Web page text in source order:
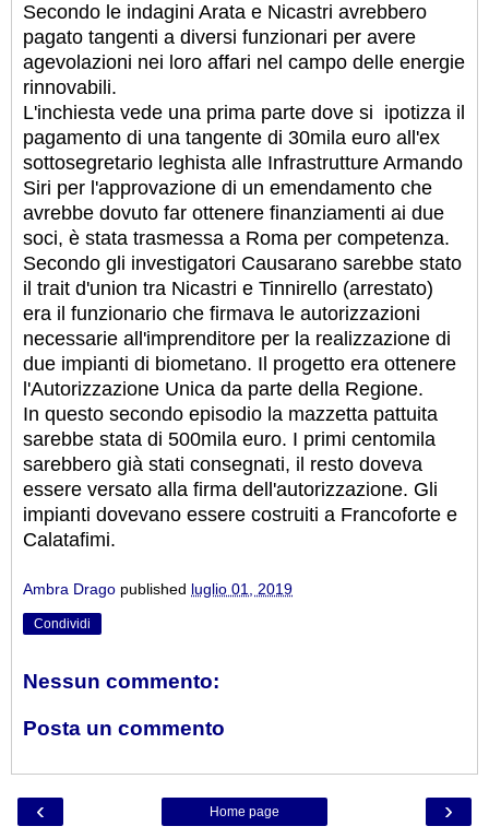
Secondo le indagini Arata e Nicastri avrebbero
pagato tangenti a diversi funzionari per avere
agevolazioni nei loro affari nel campo delle energie
rinnovabili.
L'inchiesta vede una prima parte dove si ipotizza il
pagamento di una tangente di 30mila euro all'ex
sottosegretario leghista alle Infrastrutture Armando
Siri per l'approvazione di un emendamento che
avrebbe dovuto far ottenere finanziamenti ai due
soci, è stata trasmessa a Roma per competenza.
Secondo gli investigatori Causarano sarebbe stato
il trait d'union tra Nicastri e Tinnirello (arrestato)
era il funzionario che firmava le autorizzazioni
necessarie all'imprenditore per la realizzazione di
due impianti di biometano. Il progetto era ottenere
l'Autorizzazione Unica da parte della Regione.
In questo secondo episodio la mazzetta pattuita
sarebbe stata di 500mila euro. I primi centomila
sarebbero già stati consegnati, il resto doveva
essere versato alla firma dell'autorizzazione. Gli
impianti dovevano essere costruiti a Francoforte e
Calatafimi.
Ambra Drago published luglio 01, 2019
Condividi
Nessun commento:
Posta un commento
‹ ›
Home page